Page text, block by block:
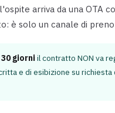
arriva da una OTA
è solo un canale di
giorniil contratto NON va
e di esibizione su richiesta